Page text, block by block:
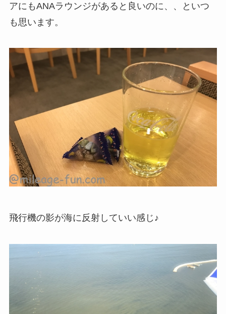
アにもANAラウンジがあると良いのに、、といつ
も思います。
飛行機の影が海に反射していい感じ♪